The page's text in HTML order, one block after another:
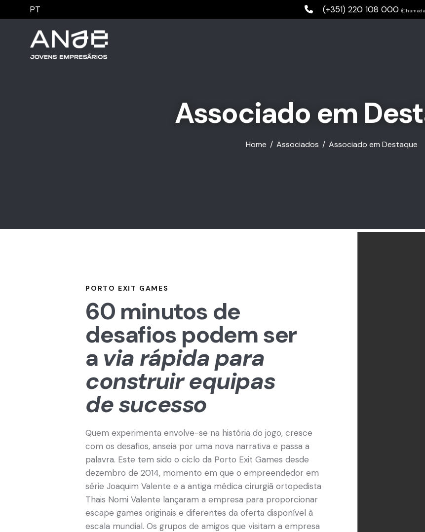
PT (+351) 220 108 000
Associado em
Home Associados Associado em Destaque
PORTO EXIT GAMES
60 minutos de
desafios podem ser
a via rápida para
construir equipas
de sucesso
Quem experimenta envolve-se na história do jogo, cresce
com os desafios, anseia por uma nova narrativa e passa a
palavra. Este tem sido o ciclo da Porto Exit Games desde
dezembro de 2014, momento em que o empreendedor em
série Joaquim Valente e a antiga médica cirurgiã ortopedista
Thais Nomi Valente lançaram a empresa para proporcionar
escape games originais e diferentes da oferta disponível à
escala mundial. Os grupos de amigos que visitam a empresa